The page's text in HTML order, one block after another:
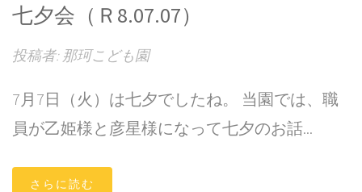
七夕会（Ｒ8.07.07）
投稿者: 那珂こども園
7月7日（火）は七夕でしたね。 当園では、職
員が乙姫様と彦星様になって七夕のお話...
さらに読む